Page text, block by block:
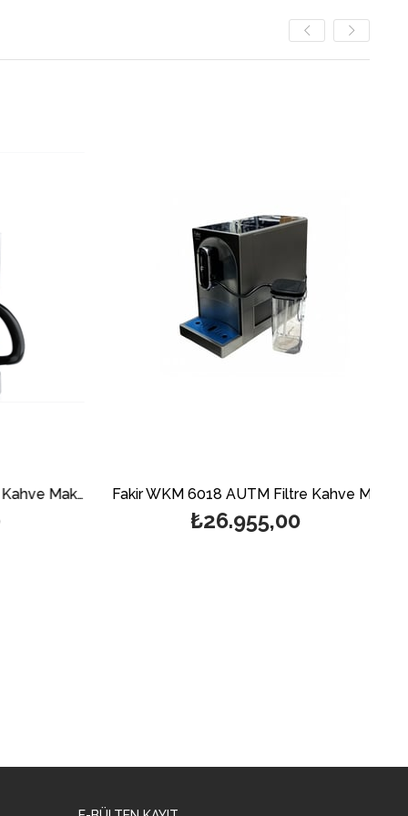
Fakir Caffee Prestige Filtre Kahve Makinesi Fakir WKM 6018 AUTM Filtre Kahve Makinesi
₺26.955,00